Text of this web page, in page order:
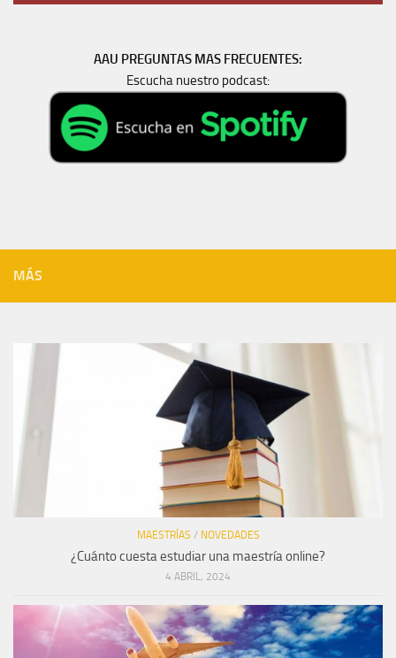
AAU PREGUNTAS MAS FRECUENTES:
Escucha nuestro podcast:
MÁS
MAESTRÍAS / NOVEDADES
¿Cuánto cuesta estudiar una maestría online?
4 ABRIL, 2024